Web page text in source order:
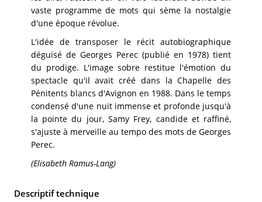
vaste programme de mots qui sème la nostalgie
d'une époque révolue.
L'idée de transposer le récit autobiographique
déguisé de Georges Perec (publié en 1978) tient
du prodige. L'image sobre restitue l'émotion du
spectacle qu'il avait créé dans la Chapelle des
Pénitents blancs d'Avignon en 1988. Dans le temps
condensé d'une nuit immense et profonde jusqu'à
la pointe du jour, Samy Frey, candide et raffiné,
s'ajuste à merveille au tempo des mots de Georges
Perec.
(Elisabeth Ramus-Lang)
Descriptif technique